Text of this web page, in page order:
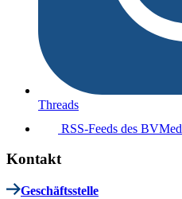
Threads
RSS-Feeds des BVMed
Kontakt
Geschäftsstelle